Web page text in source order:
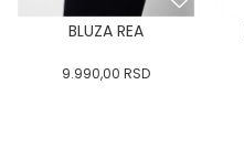
BLUZA REA
9.990,00 RSD